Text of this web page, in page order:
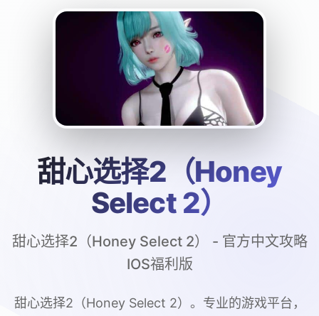
甜心选择2（Honey
Select 2）
甜心选择2（Honey Select 2） - 官方中文攻略
IOS福利版
甜心选择2（Honey Select 2）。专业的游戏平台，